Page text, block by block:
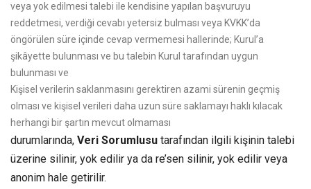
veya yok edilmesi talebi ile kendisine yapılan başvuruyu
reddetmesi, verdiği cevabı yetersiz bulması veya KVKK’da
öngörülen süre içinde cevap vermemesi hallerinde; Kurul’a
şikâyette bulunması ve bu talebin Kurul tarafından uygun
bulunması ve
Kişisel verilerin saklanmasını gerektiren azami sürenin geçmiş
olması ve kişisel verileri daha uzun süre saklamayı haklı kılacak
herhangi bir şartın mevcut olmaması
durumlarında, Veri Sorumlusu tarafından ilgili kişinin talebi
üzerine silinir, yok edilir ya da re’sen silinir, yok edilir veya
anonim hale getirilir.